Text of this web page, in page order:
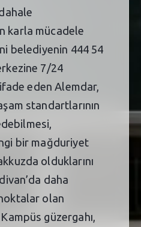
karla mücadele
belediyenin 444 54
7/24
eden Alemdar,
standartlarının
bir mağduriyet
olduklarını
daha
olan
güzergahı,